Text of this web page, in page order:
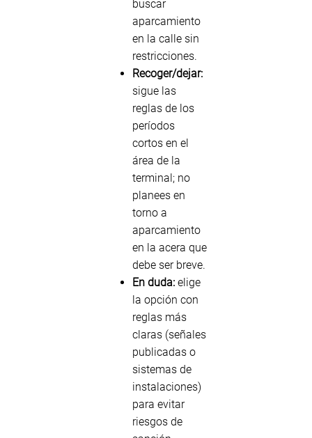
buscar
aparcamiento
en la calle sin
restricciones.
Recoger/dejar:
sigue las
reglas de los
períodos
cortos en el
área de la
terminal; no
planees en
torno a
aparcamiento
en la acera que
debe ser breve.
En duda: elige
la opción con
reglas más
claras (señales
publicadas o
sistemas de
instalaciones)
para evitar
riesgos de